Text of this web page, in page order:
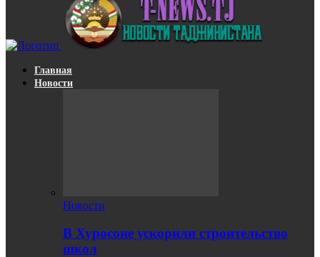
Главная
Новости
Новости
В Хуросоне ускорили строительство
школ